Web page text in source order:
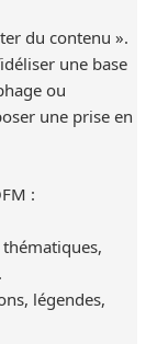
du contenu ».
une base
ou
une prise en
:
légendes,